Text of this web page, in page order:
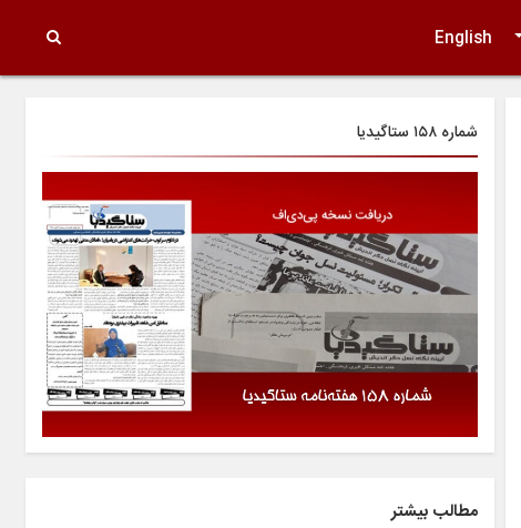
English
شماره ۱۵۸ ستاگیدیا
مطالب بیشتر